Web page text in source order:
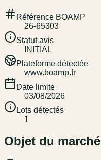
Référence BOAMP
26-65303
Statut avis
INITIAL
Plateforme détectée
www.boamp.fr
Date limite
03/08/2026
Lots détectés
1
Objet du marché